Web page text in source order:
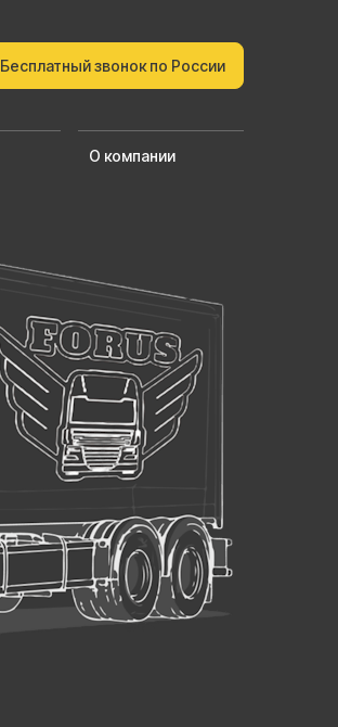
Бесплатный звонок по России
О компании